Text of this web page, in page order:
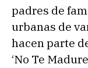
padres de
urbanas de
hacen parte
‘No Te